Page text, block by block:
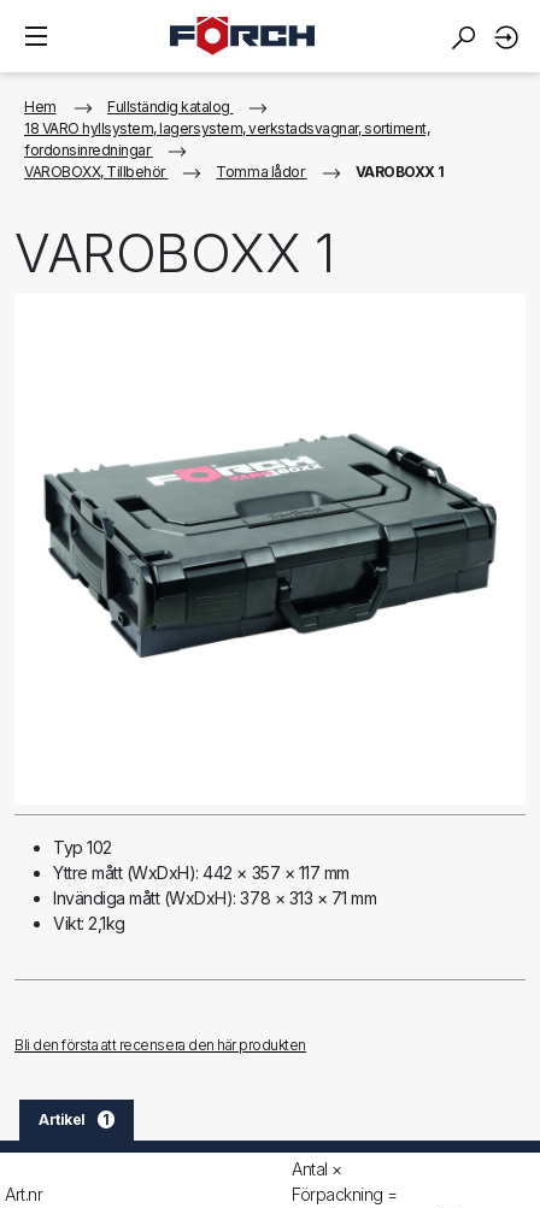
Hem
Fullständig katalog
18 VARO hyllsystem, lagersystem, verkstadsvagnar, sortiment,
fordonsinredningar
VAROBOXX, Tillbehör
Tomma lådor VAROBOXX 1
VAROBOXX 1
Typ 102
Yttre mått (WxDxH): 442 × 357 × 117 mm
Invändiga mått (WxDxH): 378 × 313 × 71 mm
Vikt: 2,1kg
Bli den första att recensera den här produkten
Artikel 1
Art.nr
Antal ×
Förpackning =